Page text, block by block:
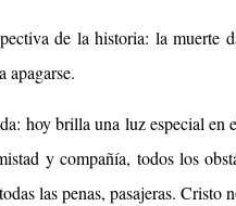
de la historia: la
apagarse.
hoy brilla una luz especial
y compañía, todos los
las penas, pasajeras. Cristo